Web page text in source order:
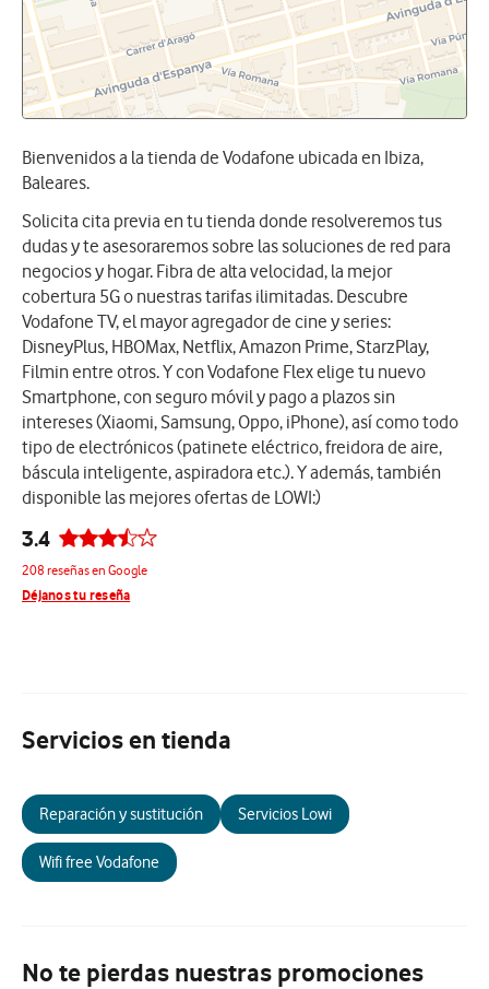
Bienvenidos a la tienda de Vodafone ubicada en Ibiza,
Baleares.
Solicita cita previa en tu tienda donde resolveremos tus
dudas y te asesoraremos sobre las soluciones de red para
negocios y hogar. Fibra de alta velocidad, la mejor
cobertura 5G o nuestras tarifas ilimitadas. Descubre
Vodafone TV, el mayor agregador de cine y series:
DisneyPlus, HBOMax, Netflix, Amazon Prime, StarzPlay,
Filmin entre otros. Y con Vodafone Flex elige tu nuevo
Smartphone, con seguro móvil y pago a plazos sin
intereses (Xiaomi, Samsung, Oppo, iPhone), así como todo
tipo de electrónicos (patinete eléctrico, freidora de aire,
báscula inteligente, aspiradora etc.). Y además, también
disponible las mejores ofertas de LOWI:)
3.4
208 reseñas en Google
Déjanos tu reseña
Servicios en tienda
Reparación y sustitución Servicios Lowi
Wifi free Vodafone
No te pierdas nuestras promociones